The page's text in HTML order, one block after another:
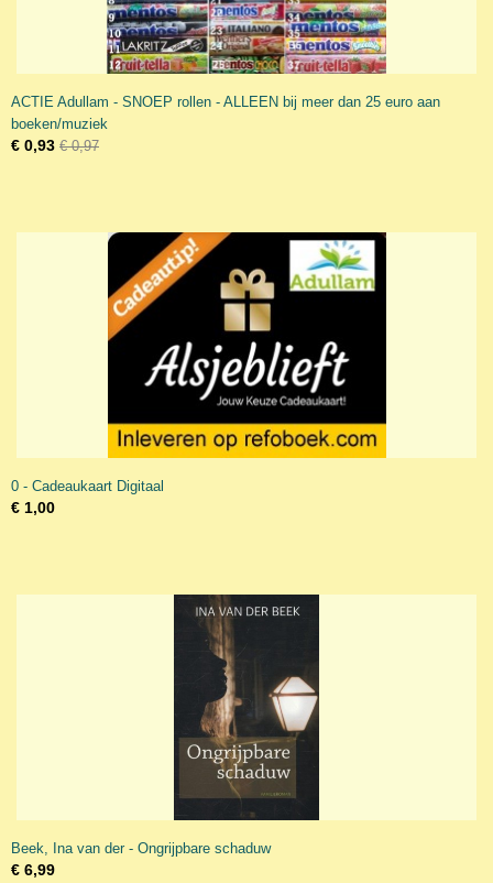
ACTIE Adullam - SNOEP rollen - ALLEEN bij meer dan 25 euro aan
boeken/muziek
€ 0,93 € 0,97
0 - Cadeaukaart Digitaal
€ 1,00
Beek, Ina van der - Ongrijpbare schaduw
€ 6,99